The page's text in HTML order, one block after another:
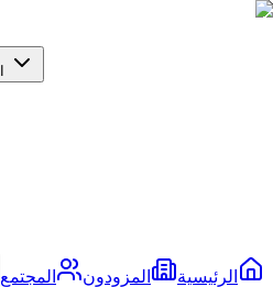
الرئيسية المزودون المجتمع